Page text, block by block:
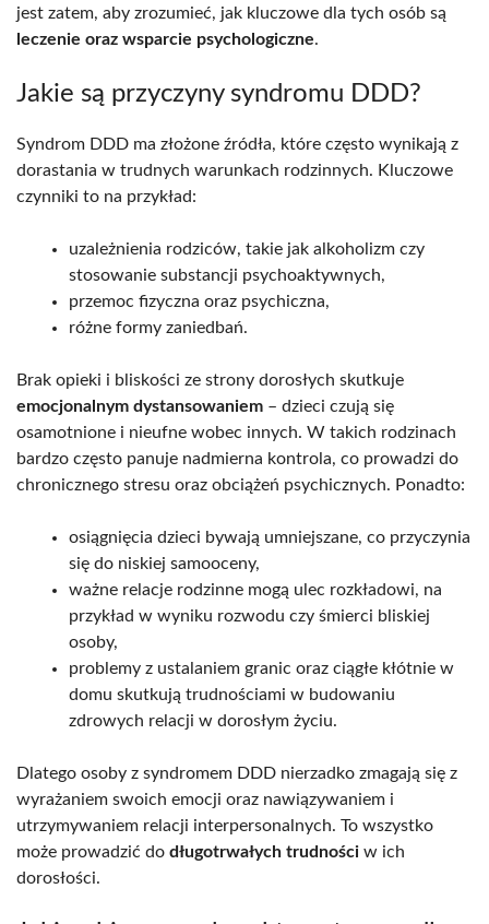
jest zatem, aby zrozumieć, jak kluczowe dla tych osób są
leczenie oraz wsparcie psychologiczne.
Jakie są przyczyny syndromu DDD?
Syndrom DDD ma złożone źródła, które często wynikają z
dorastania w trudnych warunkach rodzinnych. Kluczowe
czynniki to na przykład:
uzależnienia rodziców, takie jak alkoholizm czy
stosowanie substancji psychoaktywnych,
przemoc fizyczna oraz psychiczna,
różne formy zaniedbań.
Brak opieki i bliskości ze strony dorosłych skutkuje
emocjonalnym dystansowaniem – dzieci czują się
osamotnione i nieufne wobec innych. W takich rodzinach
bardzo często panuje nadmierna kontrola, co prowadzi do
chronicznego stresu oraz obciążeń psychicznych. Ponadto:
osiągnięcia dzieci bywają umniejszane, co przyczynia
się do niskiej samooceny,
ważne relacje rodzinne mogą ulec rozkładowi, na
przykład w wyniku rozwodu czy śmierci bliskiej
osoby,
problemy z ustalaniem granic oraz ciągłe kłótnie w
domu skutkują trudnościami w budowaniu
zdrowych relacji w dorosłym życiu.
Dlatego osoby z syndromem DDD nierzadko zmagają się z
wyrażaniem swoich emocji oraz nawiązywaniem i
utrzymywaniem relacji interpersonalnych. To wszystko
może prowadzić do długotrwałych trudności w ich
dorosłości.